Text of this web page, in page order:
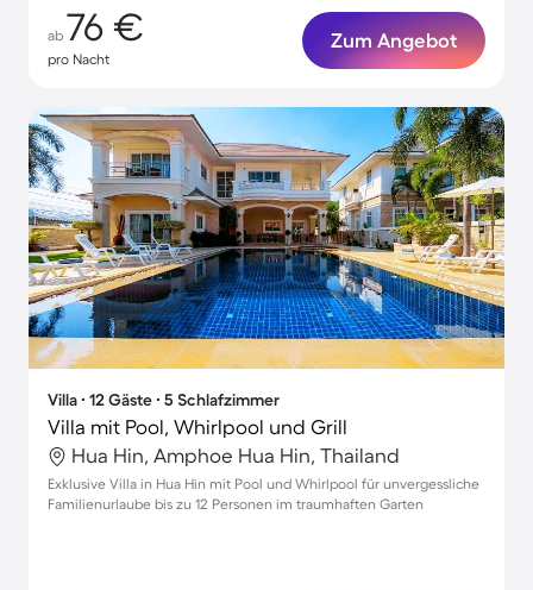
ab 76 €
pro Nacht
Zum Angebot
Villa ∙ 12 Gäste ∙ 5 Schlafzimmer
Villa mit Pool, Whirlpool und Grill
Hua Hin, Amphoe Hua Hin, Thailand
Exklusive Villa in Hua Hin mit Pool und Whirlpool für unvergessliche
Familienurlaube bis zu 12 Personen im traumhaften Garten